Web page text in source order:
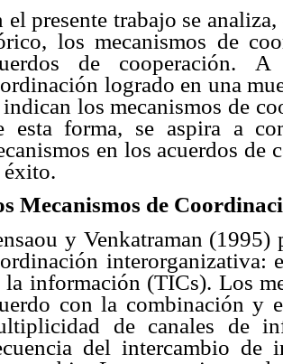
el presente trabajo se
los mecanismos de
de cooperación.
logrado en una
indican los mecanismos de
esta forma, se aspira a
en los acuerdos de
éxito.
Mecanismos de
y Venkatraman (1995)
interorganizativa:
la información (TICs). Los
con la combinación y
de canales de
del intercambio de